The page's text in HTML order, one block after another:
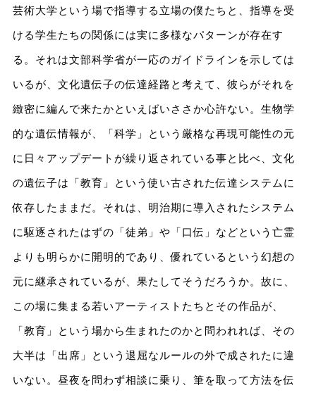
芸術⼤学という場で指導する⽴場の僕たちと、指導を受
ける学⽣たちの関係には実に多様なパターンが存在す
る。それは⽂部科学省が⼀応のガイドラインを⽰しては
いるが、⽂化遺伝⼦の伝達経路と考えて、彼らがそれを
緻密に編んで来たかといえばいささか⼼許ない。⽣物学
的な遺伝情報が、「科学」という厳格な再現可能性の元
に⽇々アップデートが繰り返されている事と⽐べ、⽂化
の遺伝⼦は「教育」という使い古された伝達システムに
依存したままだ。それは、明治期に導⼊されたシステム
に駆逐されたはずの「徒弟」や「⼝伝」などという亡霊
よりも明らかに開明的であり、優れているという幻想の
元に継承されているが、果たしてそうだろうか。故に、
この場に集まる若いアーティストたちとその作品が、
「教育」という場から⽣まれたのかと問われれば、その
⼤半は「出席」という退屈なルールの外で成されたに違
いない。昼夜を問わず相談に乗り、筆を取って⽅法を伝